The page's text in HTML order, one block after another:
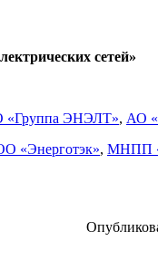
сетей»
ЭНЭЛТ», АО
«Энерготэк», МНПП